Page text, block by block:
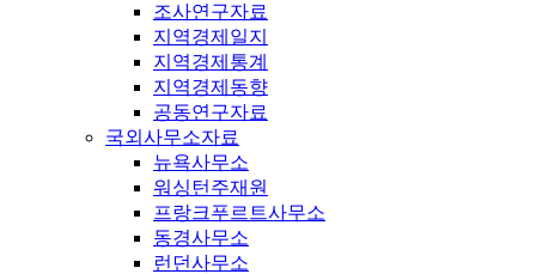
조사연구자료
지역경제일지
지역경제통계
지역경제동향
공동연구자료
국외사무소자료
뉴욕사무소
워싱턴주재원
프랑크푸르트사무소
동경사무소
런던사무소